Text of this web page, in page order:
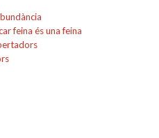
feina és una feina